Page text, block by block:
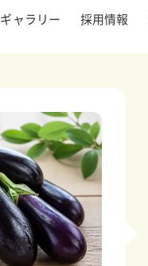
ギャラリー 採用情報